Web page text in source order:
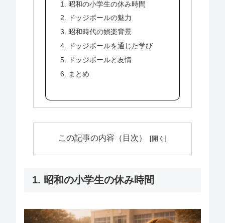
1. 昭和の小学生の休み時間
2. ドッジボールの魅力
3. 昭和時代の娯楽背景
4. ドッジボールを通じた学び
5. ドッジボールと友情
6. まとめ
この記事の内容（目次）
1. 昭和の小学生の休み時間